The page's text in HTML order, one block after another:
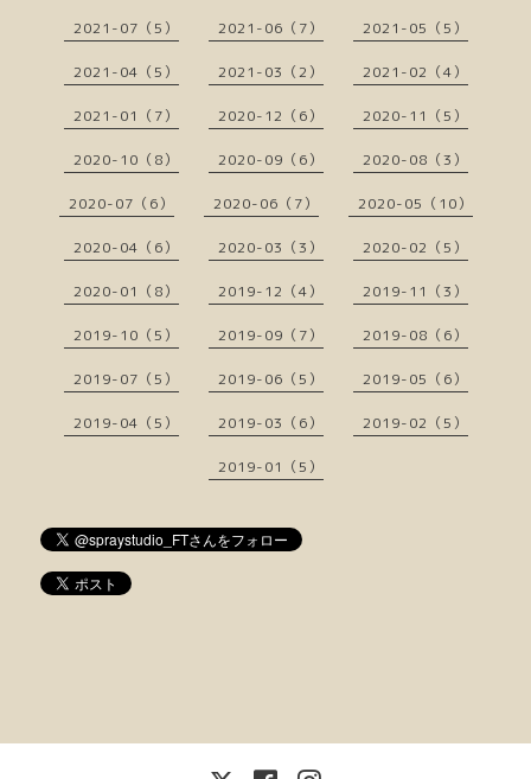
2021-07（5） 2021-06（7） 2021-05（5）
2021-04（5） 2021-03（2） 2021-02（4）
2021-01（7） 2020-12（6） 2020-11（5）
2020-10（8） 2020-09（6） 2020-08（3）
2020-07（6） 2020-06（7） 2020-05（10）
2020-04（6） 2020-03（3） 2020-02（5）
2020-01（8） 2019-12（4） 2019-11（3）
2019-10（5） 2019-09（7） 2019-08（6）
2019-07（5） 2019-06（5） 2019-05（6）
2019-04（5） 2019-03（6） 2019-02（5）
2019-01（5）